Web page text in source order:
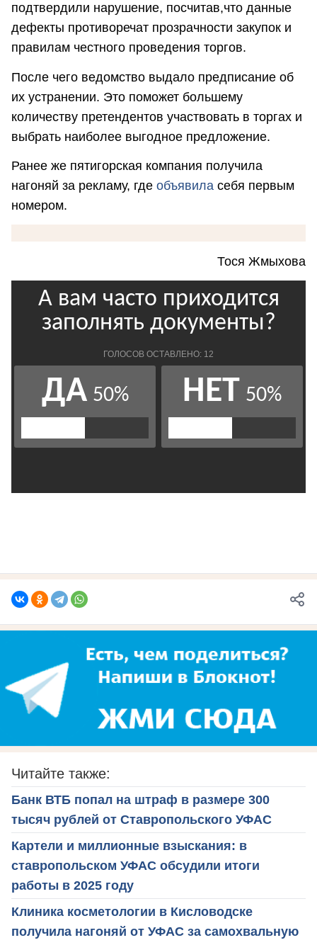
подтвердили нарушение, посчитав,что данные
дефекты противоречат прозрачности закупок и
правилам честного проведения торгов.
После чего ведомство выдало предписание об
их устранении. Это поможет большему
количеству претендентов участвовать в торгах и
выбрать наиболее выгодное предложение.
Ранее же пятигорская компания получила
нагоняй за рекламу, где объявила себя первым
номером.
Тося Жмыхова
Читайте также:
Банк ВТБ попал на штраф в размере 300
тысяч рублей от Ставропольского УФАС
Картели и миллионные взыскания: в
ставропольском УФАС обсудили итоги
работы в 2025 году
Клиника косметологии в Кисловодске
получила нагоняй от УФАС за самохвальную